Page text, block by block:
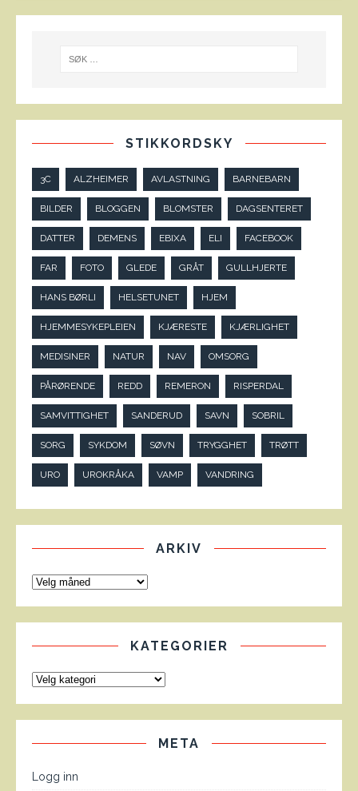
STIKKORDSKY
3C ALZHEIMER AVLASTNING BARNEBARN
BILDER BLOGGEN BLOMSTER DAGSENTERET
DATTER DEMENS EBIXA ELI FACEBOOK
FAR FOTO GLEDE GRÅT GULLHJERTE
HANS BØRLI HELSETUNET HJEM
HJEMMESYKEPLEIEN KJÆRESTE KJÆRLIGHET
MEDISINER NATUR NAV OMSORG
PÅRØRENDE REDD REMERON RISPERDAL
SAMVITTIGHET SANDERUD SAVN SOBRIL
SORG SYKDOM SØVN TRYGGHET TRØTT
URO UROKRÅKA VAMP VANDRING
ARKIV
KATEGORIER
META
Logg inn